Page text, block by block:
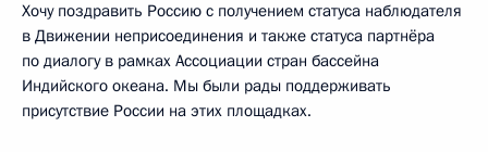
Хочу поздравить Россию с получением статуса наблюдателя
в Движении неприсоединения и также статуса партнёра
по диалогу в рамках Ассоциации стран бассейна
Индийского океана. Мы были рады поддерживать
присутствие России на этих площадках.